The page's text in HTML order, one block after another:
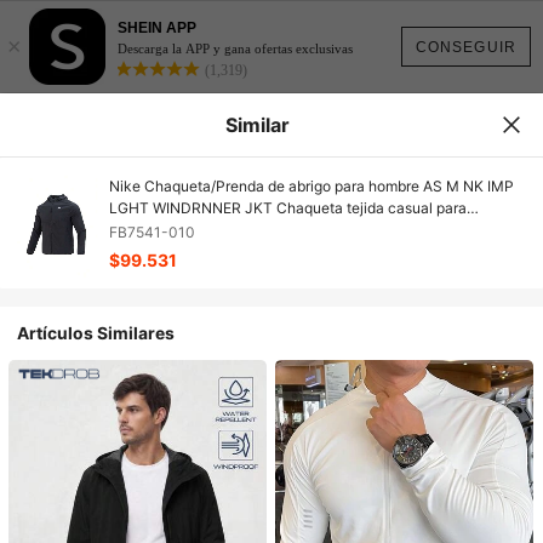
CONSEGUIR
×
SHEIN APP
Descarga la APP y gana ofertas exclusivas
(1,319)
Similar
Nike Chaqueta/Prenda de abrigo para hombre AS M NK IMP
LGHT WINDRNNER JKT Chaqueta tejida casual para
deportes al aire libre FB7541-010
FB7541-010
$99.531
Artículos Similares